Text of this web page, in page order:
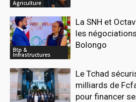
Agriculture
Btp &
Infrastructures
La SNH et
les
Bolongo
Le Tchad
milliards de
pour financer